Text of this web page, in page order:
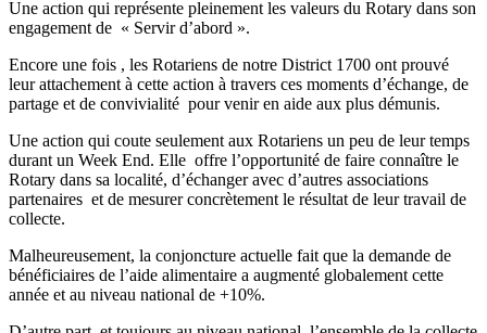
Une action qui représente pleinement les valeurs du Rotary dans son
engagement de « Servir d’abord ».
Encore une fois , les Rotariens de notre District 1700 ont prouvé
leur attachement à cette action à travers ces moments d’échange, de
partage et de convivialité pour venir en aide aux plus démunis.
Une action qui coute seulement aux Rotariens un peu de leur temps
durant un Week End. Elle offre l’opportunité de faire connaître le
Rotary dans sa localité, d’échanger avec d’autres associations
partenaires et de mesurer concrètement le résultat de leur travail de
collecte.
Malheureusement, la conjoncture actuelle fait que la demande de
bénéficiaires de l’aide alimentaire a augmenté globalement cette
année et au niveau national de +10%.